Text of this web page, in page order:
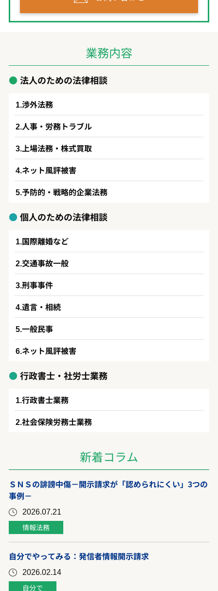
業務内容
法人のための法律相談
渉外法務
人事・労務トラブル
上場法務・株式買取
ネット風評被害
予防的・戦略的企業法務
個人のための法律相談
国際離婚など
交通事故一般
刑事事件
遺言・相続
一般民事
ネット風評被害
行政書士・社労士業務
行政書士業務
社会保険労務士業務
新着コラム
ＳＮＳの誹謗中傷－開示請求が「認められにくい」3つの
事例－
2026.07.21
情報法務
自分でやってみる：発信者情報開示請求
2026.02.14
自分で